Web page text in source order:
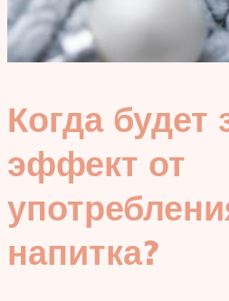
Когда будет
эффект от
напитка?